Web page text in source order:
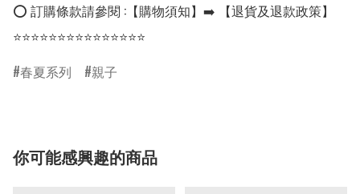
⭕ 訂購條款請參閱 :【購物須知】➡️ 【退貨及退款政策】
⭐⭐⭐⭐⭐⭐⭐⭐⭐⭐⭐⭐⭐⭐⭐
春夏系列
親子
你可能感興趣的商品